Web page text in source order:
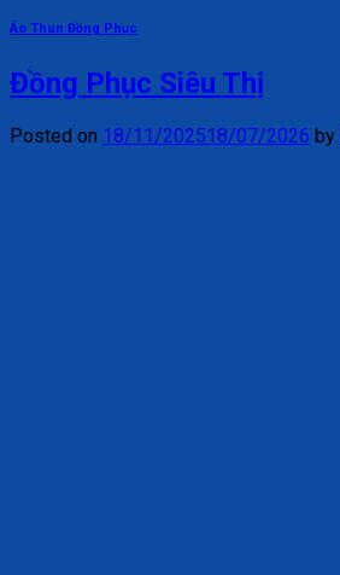
Áo Thun Đồng Phục
Đồng Phục Siêu Thị
Posted on 18/11/202518/07/2026 by